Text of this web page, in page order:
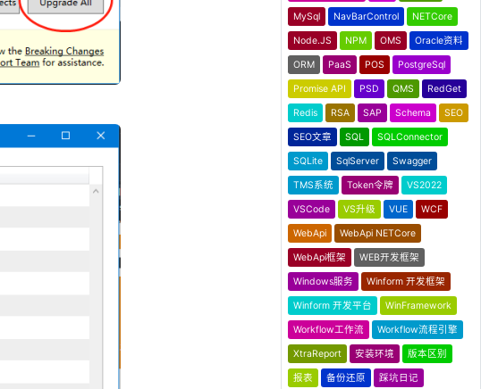
MySql NavBarControl NETCore
Node.JS NPM OMS Oracle资料
ORM PaaS POS PostgreSql
Promise API PSD QMS RedGet
Redis RSA SAP Schema SEO
SEO文章 SQL SQLConnector
SQLite SqlServer Swagger
TMS系统 Token令牌 VS2022
VSCode VS升级 VUE WCF
WebApi WebApi NETCore
WebApi框架 WEB开发框架
Windows服务 Winform 开发框架
Winform 开发平台 WinFramework
Workflow工作流 Workflow流程引擎
XtraReport 安装环境 版本区别
报表 备份还原 踩坑日记